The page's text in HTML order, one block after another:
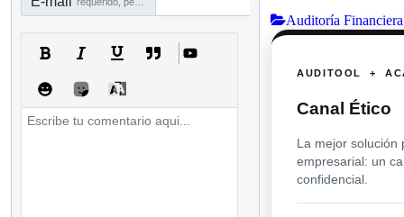
Auditoría Financiera
AUDITOOL +
Canal Ético
La mejor
empresarial: un
confidencial.